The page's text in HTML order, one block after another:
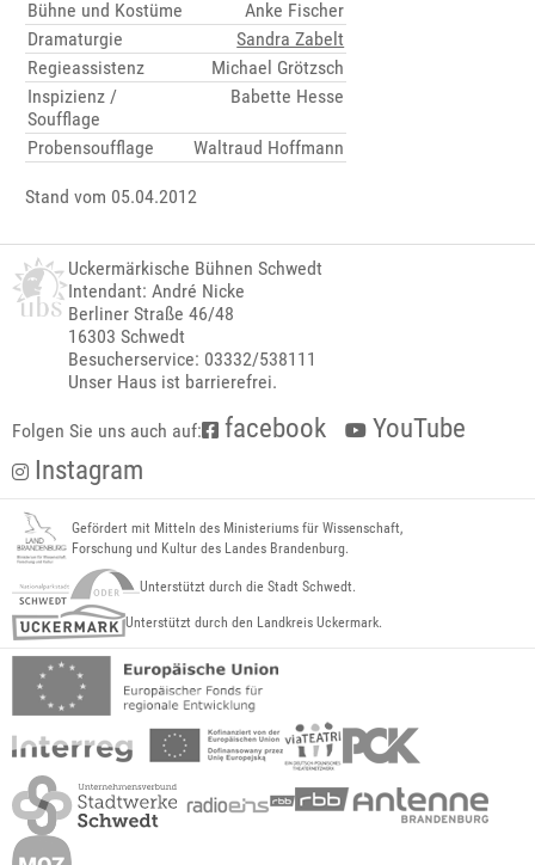
Bühne und Kostüme
Anke Fischer
Dramaturgie
Sandra Zabelt
Regieassistenz
Michael Grötzsch
Inspizienz /
Soufflage
Babette Hesse
Probensoufflage Waltraud Hoffmann
Stand vom 05.04.2012
Uckermärkische Bühnen Schwedt
Intendant: André Nicke
Berliner Straße 46/48
16303 Schwedt
Besucherservice: 03332/538111
Unser Haus ist barrierefrei.
Folgen Sie uns auch auf: facebook
YouTube
Instagram
Gefördert mit Mitteln des Ministeriums für Wissenschaft,
Forschung und Kultur des Landes Brandenburg.
Unterstützt durch die Stadt Schwedt.
Unterstützt durch den Landkreis Uckermark.